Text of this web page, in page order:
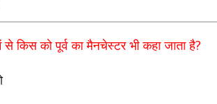
से किस को पूर्व का मैनचेस्टर भी कहा जाता है?